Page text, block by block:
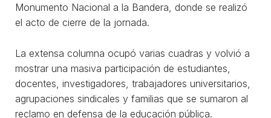
Monumento Nacional a la Bandera, donde se realizó
el acto de cierre de la jornada.
La extensa columna ocupó varias cuadras y volvió a
mostrar una masiva participación de estudiantes,
docentes, investigadores, trabajadores universitarios,
agrupaciones sindicales y familias que se sumaron al
reclamo en defensa de la educación pública.